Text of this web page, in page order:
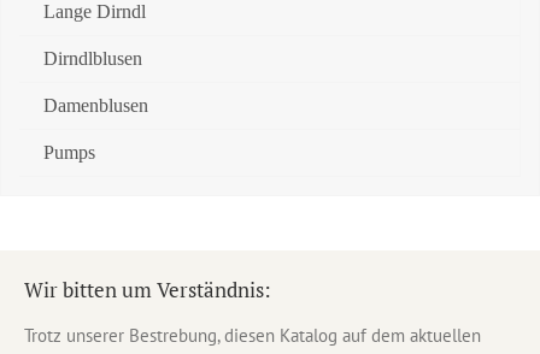
Lange Dirndl
Dirndlblusen
Damenblusen
Pumps
Wir bitten um Verständnis:
Trotz unserer Bestrebung, diesen Katalog auf dem aktuellen